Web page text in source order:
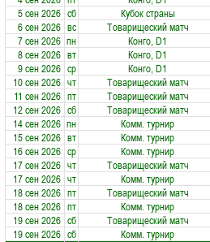
5 сен 2026 сб Кубок страны
6 сен 2026 вс Товарищеский матч
7 сен 2026 пн Конго, D1
8 сен 2026 вт Конго, D1
9 сен 2026 ср Конго, D1
10 сен 2026 чт Товарищеский матч
11 сен 2026 пт Товарищеский матч
12 сен 2026 сб Товарищеский матч
14 сен 2026 пн Комм. турнир
15 сен 2026 вт Комм. турнир
16 сен 2026 ср Комм. турнир
17 сен 2026 чт Товарищеский матч
17 сен 2026 чт Комм. турнир
18 сен 2026 пт Товарищеский матч
18 сен 2026 пт Комм. турнир
19 сен 2026 сб Товарищеский матч
19 сен 2026 сб Комм. турнир